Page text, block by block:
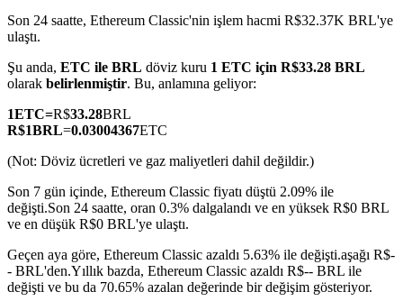
Hisse senetleri, döviz, değerli metaller ve emtia türevleri
USDC Vadeli İşlemleri
USDC'yi teminat olarak kullanan vadeli işlemler
Son 24 saatte, Ethereum Classic'nin işlem hacmi R$32.37K BRL'ye
ulaştı.
Şu anda, ETC ile BRL döviz kuru 1 ETC için R$33.28 BRL
olarak belirlenmiştir. Bu, anlamına geliyor:
1ETC=R$33.28BRL
R$1BRL=0.03004367ETC
(Not: Döviz ücretleri ve gaz maliyetleri dahil değildir.)
Son 7 gün içinde, Ethereum Classic fiyatı düştü 2.09% ile
değişti.Son 24 saatte, oran 0.3% dalgalandı ve en yüksek R$0 BRL
ve en düşük R$0 BRL'ye ulaştı.
Geçen aya göre, Ethereum Classic azaldı 5.63% ile değişti.aşağı R$-
- BRL'den.Yıllık bazda, Ethereum Classic azaldı R$-- BRL ile
değişti ve bu da 70.65% azalan değerinde bir değişim gösteriyor.